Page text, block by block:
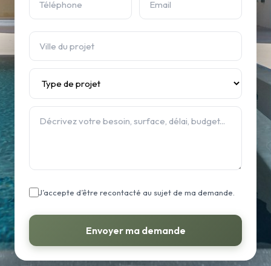
J’accepte d’être recontacté au sujet de ma demande.
Envoyer ma demande